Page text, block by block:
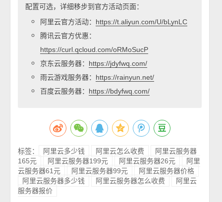
配置可选，详细移步到官方活动页面：
阿里云官方活动：
https://t.aliyun.com/U/bLynLC
腾讯云官方优惠：
https://curl.qcloud.com/oRMoSucP
京东云服务器： https://jdyfwq.com/
雨云游戏服务器： https://rainyun.net/
百度云服务器： https://bdyfwq.com/
标签： 阿里云多少钱 阿里云怎么收费
阿里云服务器
165元
阿里云服务器199元 阿里云服务器26元
阿里
云服务器61元
阿里云服务器99元
阿里云服务器价格
阿里云服务器多少钱
阿里云服务器怎么收费
阿里云
服务器报价